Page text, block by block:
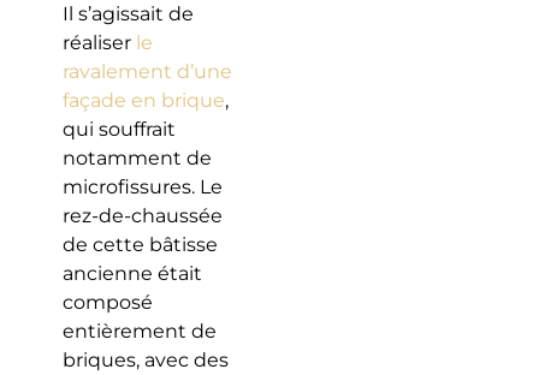
Il s’agissait de
réaliser le
ravalement d’une
façade en brique,
qui souffrait
notamment de
microfissures. Le
rez-de-chaussée
de cette bâtisse
ancienne était
composé
entièrement de
briques, avec des